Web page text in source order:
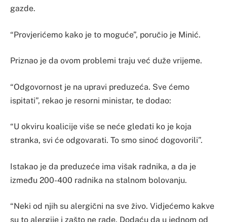
gazde.
“Provjerićemo kako je to moguće”, poručio je Minić.
Priznao je da ovom problemi traju već duže vrijeme.
“Odgovornost je na upravi preduzeća. Sve ćemo
ispitati”, rekao je resorni ministar, te dodao:
“U okviru koalicije više se neće gledati ko je koja
stranka, svi će odgovarati. To smo sinoć dogovorili”.
Istakao je da preduzeće ima višak radnika, a da je
između 200-400 radnika na stalnom bolovanju.
“Neki od njih su alergični na sve živo. Vidjećemo kakve
su to alergije i zašto ne rade. Dodaću da u jednom od